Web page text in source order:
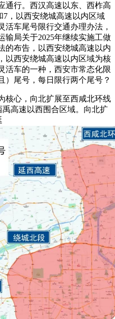
通行。西汉高速以东、西柞高
，以西安绕城高速以内区域
活车尾号限行交通办理办法，
输局关于2025年继续实施工做
的布告，以西安绕城高速以内
以西安绕城高速以内区域为核
活车的一种，西安市常态化限
）尾号，每日限行两个尾号？
心，向北扩展至西咸北环线
高速以西围合区域。向北扩